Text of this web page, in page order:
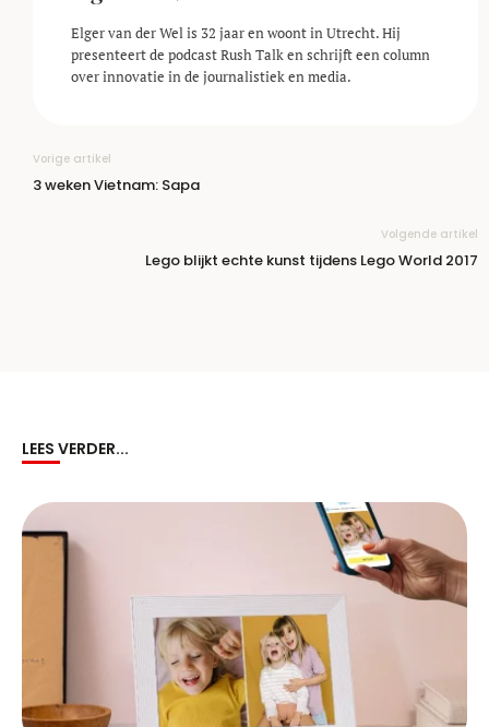
Elger van der Wel is 32 jaar en woont in Utrecht. Hij
presenteert de podcast Rush Talk en schrijft een column
over innovatie in de journalistiek en media.
Vorige artikel
3 weken Vietnam: Sapa
Volgende artikel
Lego blijkt echte kunst tijdens Lego World 2017
LEES VERDER...